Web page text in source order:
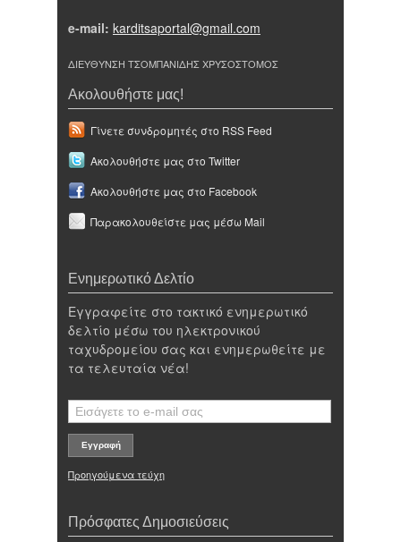
e-mail: karditsaportal@gmail.com
ΔΙΕΥΘΥΝΣΗ ΤΣΟΜΠΑΝΙΔΗΣ ΧΡΥΣΟΣΤΟΜΟΣ
Ακολουθήστε μας!
Γίνετε συνδρομητές στο RSS Feed
Ακολουθήστε μας στο Twitter
Ακολουθήστε μας στο Facebook
Παρακολουθείστε μας μέσω Mail
Ενημερωτικό Δελτίο
Εγγραφείτε στο τακτικό ενημερωτικό
δελτίο μέσω του ηλεκτρονικού
ταχυδρομείου σας και ενημερωθείτε με
τα τελευταία νέα!
Προηγούμενα τεύχη
Πρόσφατες Δημοσιεύσεις